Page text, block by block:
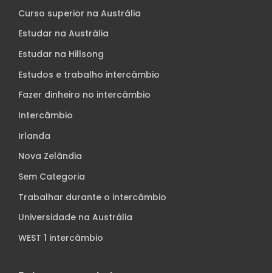
Curso superior na Austrália
Estudar na Austrália
Estudar na Hillsong
Estudos e trabalho intercâmbio
Fazer dinheiro no intercâmbio
Intercâmbio
Irlanda
Nova Zelândia
Sem Categoria
Trabalhar durante o intercâmbio
Universidade na Austrália
WEST 1 intercâmbio